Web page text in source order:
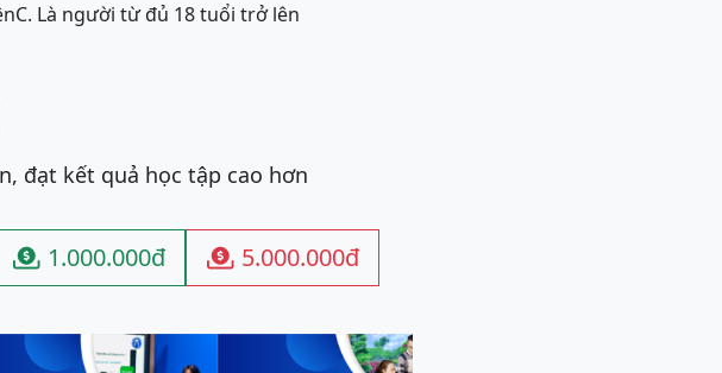
C. Là người từ đủ 18 tuổi trở lên
đạt kết quả học tập cao hơn
 1.000.000đ  5.000.000đ